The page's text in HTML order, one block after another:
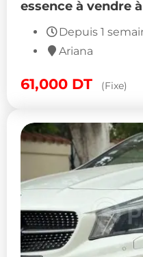
essence à vendre
Depuis 1
Ariana
61,000 DT (Fixe)